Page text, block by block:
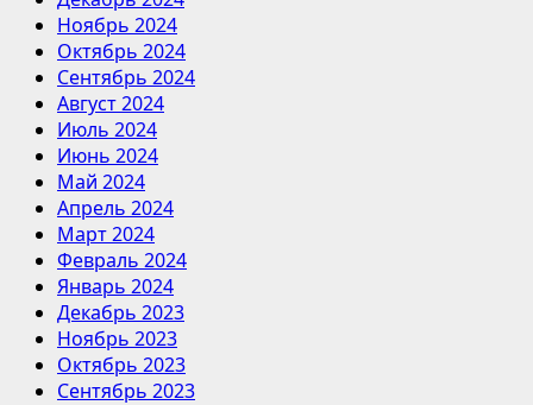
Ноябрь 2024
Октябрь 2024
Сентябрь 2024
Август 2024
Июль 2024
Июнь 2024
Май 2024
Апрель 2024
Март 2024
Февраль 2024
Январь 2024
Декабрь 2023
Ноябрь 2023
Октябрь 2023
Сентябрь 2023